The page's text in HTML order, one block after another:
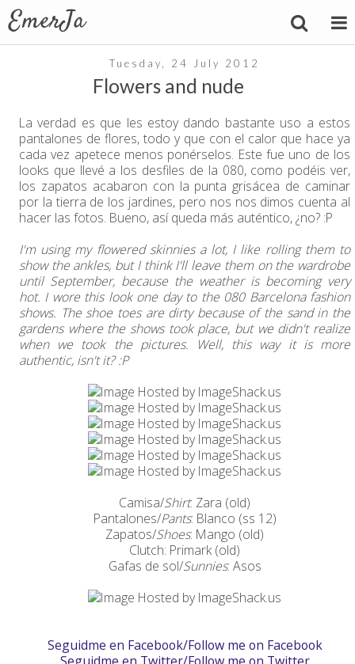
Tuesday, 24 July 2012
Flowers and nude
La verdad es que les estoy dando bastante uso a estos
pantalones de flores, todo y que con el calor que hace ya
cada vez apetece menos ponérselos. Este fue uno de los
looks que llevé a los desfiles de la 080, como podéis ver,
los zapatos acabaron con la punta grisácea de caminar
por la tierra de los jardines, pero nos nos dimos cuenta al
hacer las fotos. Bueno, así queda más auténtico, ¿no? :P
I'm using my flowered skinnies a lot, I like rolling them to
show the ankles, but I think I'll leave them on the wardrobe
until September, because the weather is becoming very
hot. I wore this look one day to the 080 Barcelona fashion
shows. The shoe toes are dirty because of the sand in the
gardens where the shows took place, but we didn't realize
when we took the pictures. Well, this way it is more
authentic, isn't it? :P
Camisa/Shirt: Zara (old)
Pantalones/Pants: Blanco (ss 12)
Zapatos/Shoes: Mango (old)
Clutch: Primark (old)
Gafas de sol/Sunnies: Asos
Seguidme en Facebook/Follow me on Facebook
Seguidme en Twitter/Follow me on Twitter